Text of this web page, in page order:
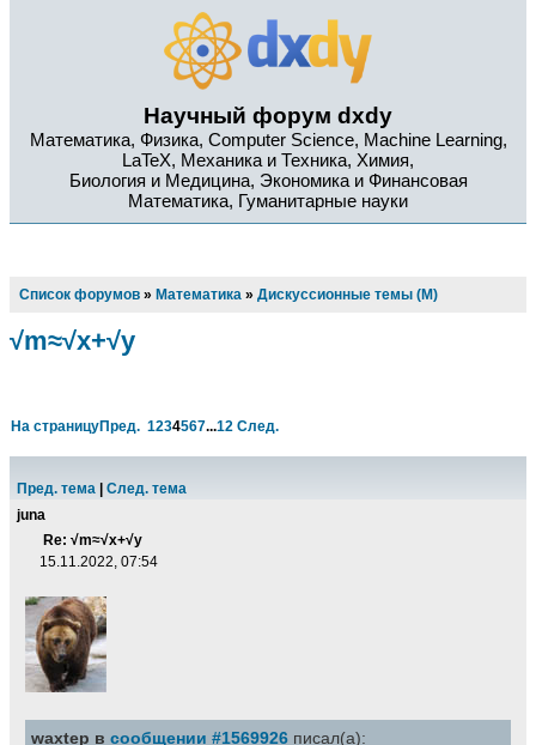
Научный форум dxdy
Математика, Физика, Computer Science, Machine Learning,
LaTeX, Механика и Техника, Химия,
Биология и Медицина, Экономика и Финансовая
Математика, Гуманитарные науки
Список форумов » Математика » Дискуссионные темы (М)
√m≈√x+√y
На страницуПред. 1234567...12 След.
Пред. тема
След. тема
juna
Re: √m≈√x+√y
15.11.2022, 07:54
waxtep в сообщении #1569926 писал(а):